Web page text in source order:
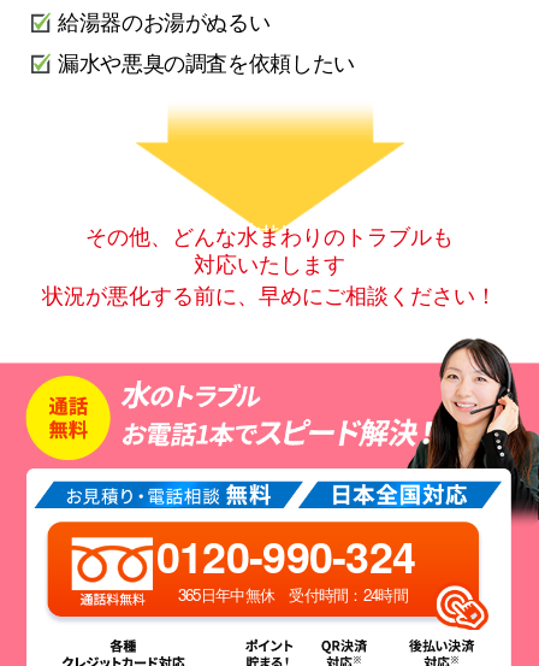
給湯器のお湯がぬるい
漏水や悪臭の調査を依頼したい
その他、どんな水まわりのトラブルも
対応いたします
状況が悪化する前に、早めにご相談ください！
0120-990-324
365日年中無休 受付時間：24時間